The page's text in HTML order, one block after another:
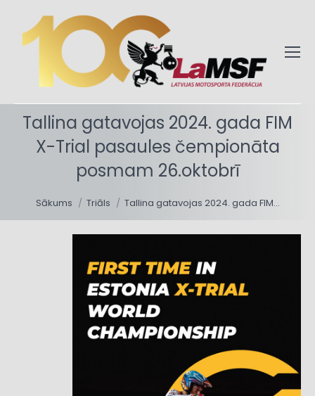
Tallina gatavojas 2024. gada FIM
X-Trial pasaules čempionāta
posmam 26.oktobrī
Sākums Triāls Tallina gatavojas 2024. gada FIM…